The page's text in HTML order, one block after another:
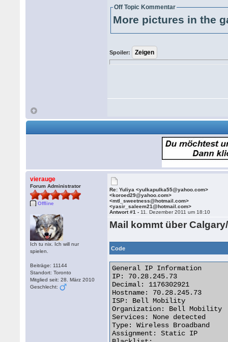
Off Topic Kommentar
More pictures in the
Spoiler:
vierauge
Forum Administrator
Offline
Ich tu nix. Ich will nur
spielen.
Beiträge: 11144
Standort: Toronto
Mitglied seit: 28. März 2010
Geschlecht:
Re: Yuliya <yulkapulka55@yahoo.com>
<koroed29@yahoo.com>
<mtl_sweetness@hotmail.com>
<yasir_saleem21@hotmail.com>
Antwort #1 - 11. Dezember 2011 um 18:10
Mail kommt über
Code
General IP Information
IP: 70.28.245.73
Decimal: 1176302921
Hostname: 70.28.245.73
ISP: Bell Mobility
Organization: Bell Mobility
Services: None detected
Type: Wireless Broadband
Assignment: Static IP